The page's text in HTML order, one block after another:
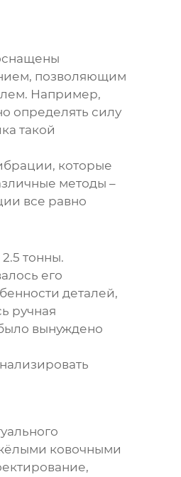
позволяющим
Например,
определять силу
такой
которые
методы –
все равно
тонны.
его
деталей,
ручная
вынуждено
ковочными